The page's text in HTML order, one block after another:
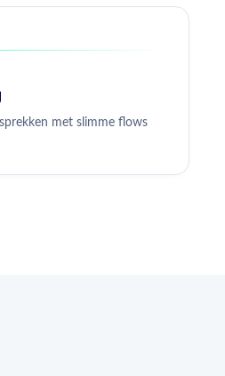
met slimme flows